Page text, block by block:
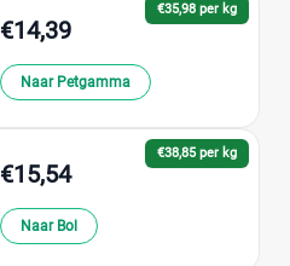
€35,98 per kg
€14,39
Naar Petgamma
€38,85 per kg
€15,54
Naar Bol